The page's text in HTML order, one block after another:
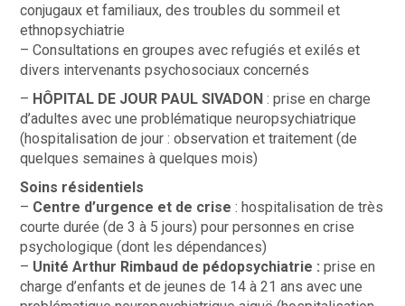
conjugaux et familiaux, des troubles du sommeil et
ethnopsychiatrie
– Consultations en groupes avec refugiés et exilés et
divers intervenants psychosociaux concernés
– HÔPITAL DE JOUR PAUL SIVADON : prise en charge
d’adultes avec une problématique neuropsychiatrique
(hospitalisation de jour : observation et traitement (de
quelques semaines à quelques mois)
Soins résidentiels
– Centre d’urgence et de crise : hospitalisation de très
courte durée (de 3 à 5 jours) pour personnes en crise
psychologique (dont les dépendances)
– Unité Arthur Rimbaud de pédopsychiatrie : prise en
charge d’enfants et de jeunes de 14 à 21 ans avec une